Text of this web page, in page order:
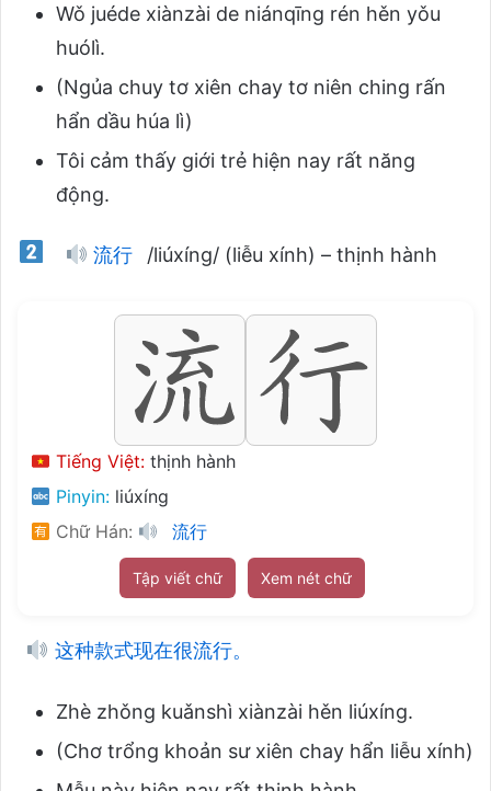
Wǒ juéde xiànzài de niánqīng rén hěn yǒu
huólì.
(Ngủa chuy tơ xiên chay tơ niên ching rấn
hẩn dầu húa lì)
Tôi cảm thấy giới trẻ hiện nay rất năng
động.
流行 /liúxíng/ (liễu xính) – thịnh hành
Tiếng Việt: thịnh hành
Pinyin: liúxíng
Chữ Hán:
流行
Tập viết chữ Xem nét chữ
这种款式现在很流行。
Zhè zhǒng kuǎnshì xiànzài hěn liúxíng.
(Chơ trổng khoản sư xiên chay hẩn liễu xính)